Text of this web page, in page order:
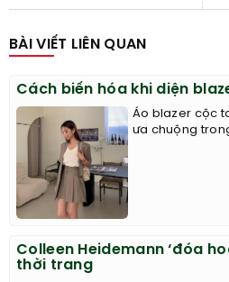
BÀI VIẾT LIÊN QUAN
Cách biến hóa khi diện
Áo blazer cộc
ưa chuộng
Colleen Heidemann ‘đóa
thời trang